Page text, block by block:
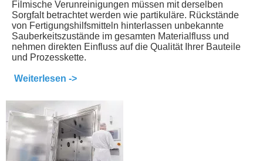
Filmische Verunreinigungen müssen mit derselben
Sorgfalt betrachtet werden wie partikuläre. Rückstände
von Fertigungshilfsmitteln hinterlassen unbekannte
Sauberkeitszustände im gesamten Materialfluss und
nehmen direkten Einfluss auf die Qualität Ihrer Bauteile
und Prozesskette.
Weiterlesen ->